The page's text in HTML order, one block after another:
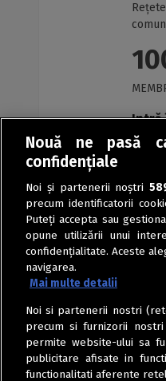
Intră
Nouă ne pasă
confidențiale
Noi și partenerii noștri
precum identificatorii
Puteți accepta sau
opune utilizării unui
confidențialitate. Aceste
navigarea.
Mai multe detalii
Noi si partenerii nostri
precum si furnizorii
permite website-ului sa
publicitare afisate in
functionalitati aferente